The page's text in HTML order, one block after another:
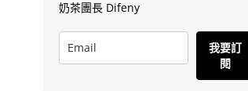
奶茶團長 Difeny
我要訂
閱